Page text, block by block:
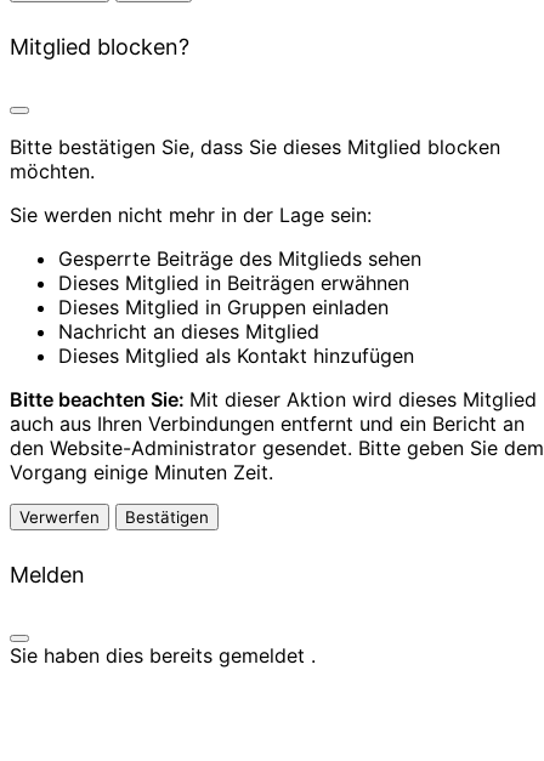
Mitglied blocken?
Bitte bestätigen Sie, dass Sie dieses Mitglied blocken
möchten.
Sie werden nicht mehr in der Lage sein:
Gesperrte Beiträge des Mitglieds sehen
Dieses Mitglied in Beiträgen erwähnen
Dieses Mitglied in Gruppen einladen
Nachricht an dieses Mitglied
Dieses Mitglied als Kontakt hinzufügen
Bitte beachten Sie: Mit dieser Aktion wird dieses Mitglied
auch aus Ihren Verbindungen entfernt und ein Bericht an
den Website-Administrator gesendet. Bitte geben Sie dem
Vorgang einige Minuten Zeit.
Bestätigen
Melden
Sie haben dies bereits gemeldet .